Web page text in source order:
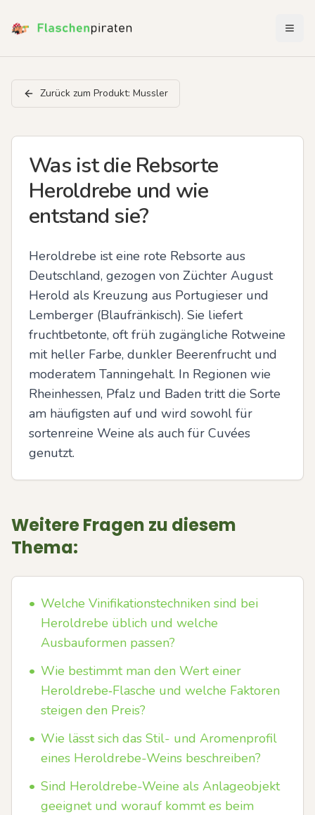
Zurück zum Produkt: Mussler
Was ist die Rebsorte
Heroldrebe und wie
entstand sie?
Heroldrebe ist eine rote Rebsorte aus
Deutschland, gezogen von Züchter August
Herold als Kreuzung aus Portugieser und
Lemberger (Blaufränkisch). Sie liefert
fruchtbetonte, oft früh zugängliche Rotweine
mit heller Farbe, dunkler Beerenfrucht und
moderatem Tanningehalt. In Regionen wie
Rheinhessen, Pfalz und Baden tritt die Sorte
am häufigsten auf und wird sowohl für
sortenreine Weine als auch für Cuvées
genutzt.
Weitere Fragen zu diesem
Thema:
• Welche Vinifikationstechniken sind bei
Heroldrebe üblich und welche
Ausbauformen passen?
• Wie bestimmt man den Wert einer
Heroldrebe‑Flasche und welche Faktoren
steigen den Preis?
• Wie lässt sich das Stil- und Aromenprofil
eines Heroldrebe-Weins beschreiben?
• Sind Heroldrebe-Weine als Anlageobjekt
geeignet und worauf kommt es beim